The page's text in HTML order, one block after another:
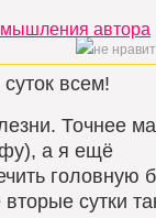
автора
всем!
Точнее
а я ещё
головную
сутки